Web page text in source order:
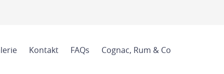
Kontakt FAQs Cognac, Rum & Co